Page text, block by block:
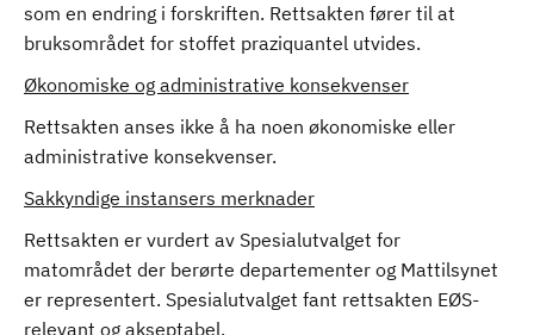
som en endring i forskriften. Rettsakten fører til at
bruksområdet for stoffet praziquantel utvides.
Økonomiske og administrative konsekvenser
Rettsakten anses ikke å ha noen økonomiske eller
administrative konsekvenser.
Sakkyndige instansers merknader
Rettsakten er vurdert av Spesialutvalget for
matområdet der berørte departementer og Mattilsynet
er representert. Spesialutvalget fant rettsakten EØS-
relevant og akseptabel.